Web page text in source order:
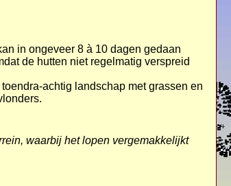
in ongeveer 8 à 10 dagen gedaan
de hutten niet regelmatig verspreid
achtig landschap met grassen en
waarbij het lopen vergemakkelijkt